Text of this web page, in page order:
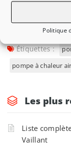
Politique
Étiquettes :
pompe à chaleur
Les plus
Liste
Vaillant